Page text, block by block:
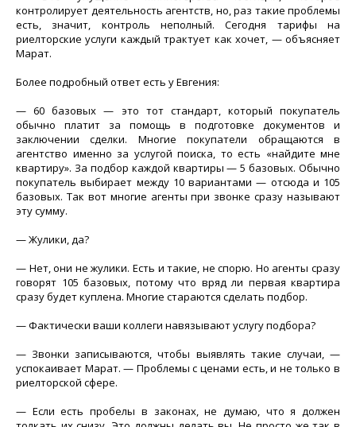
контролирует деятельность агентств, но, раз такие проблемы
есть, значит, контроль неполный. Сегодня тарифы на
риелторские услуги каждый трактует как хочет, — объясняет
Марат.
Более подробный ответ есть у Евгения:
— 60 базовых — это тот стандарт, который покупатель
обычно платит за помощь в подготовке документов и
заключении сделки. Многие покупатели обращаются в
агентство именно за услугой поиска, то есть «найдите мне
квартиру». За подбор каждой квартиры — 5 базовых. Обычно
покупатель выбирает между 10 вариантами — отсюда и 105
базовых. Так вот многие агенты при звонке сразу называют
эту сумму.
— Жулики, да?
— Нет, они не жулики. Есть и такие, не спорю. Но агенты сразу
говорят 105 базовых, потому что вряд ли первая квартира
сразу будет куплена. Многие стараются сделать подбор.
— Фактически ваши коллеги навязывают услугу подбора?
— Звонки записываются, чтобы выявлять такие случаи, —
успокаивает Марат. — Проблемы с ценами есть, и не только в
риелторской сфере.
— Если есть пробелы в законах, не думаю, что я должен